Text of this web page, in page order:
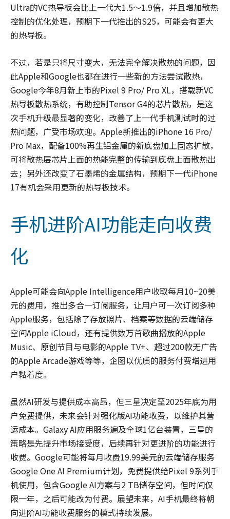
Ultra的VC热导板会比上一代大1.5～1.9倍，并且增加散热
控制的优化处理，预期下一代推出的S25，可能会有更大
的热导板。
不过，若是只将尺寸变大，无法完全解决散热的问题，因
此Apple和Google也都在进行一些新的方法尝试散热，
Google今年8月新上市的Pixel 9 Pro/ Pro XL，搭载新VC
热导板散热系统，有助控制Tensor G4的芯片散热，是这
次手机升级最显著的变化，改善了上一代手机测试时的过
热问题，广受市场欢迎。Apple新推出的iPhone 16 Pro/
Pro Max，配备100%再生铝金属的新底盘加上固态扩散，
可将散热层芯片上面的热能完整的传输到底盘上面散热出
去；另外还改变了石墨烯的金属结构，预期下一代iPhone
17有机会采用更新的热导板技术。
手机进阶AI功能走向收费
化
Apple可能会向Apple Intelligence用户收取每月10~20美
元的费用，推出多合一订阅服务，让用户可一次订阅多种
Apple服务，包括除了存放照片、档案等数据的云端储存
空间Apple iCloud，还有提供数万首歌曲播放的Apple
Music、原创节目与电影的Apple TV+、超过200款无广告
的Apple Arcade游戏等等，企图以优质的服务付费增进用
户黏着度。
虽然AI研发与提供成本高昂，但三星决定至2025年底为用
户免费提供，未来会针对强化版AI功能收费，以维护其营
运成本。Galaxy AI应用服务遍及全球1亿台装置，三星的
策略是先提升市场接受度，后续再针对更进阶的功能进行
收费。Google可能将每月收费19.99美元的云端储存服务
Google One AI Premium计划，免费提供给Pixel 9系列手
机使用，包含Google AI方案与2 TB储存空间，但时间仅
限一年，之后可能改为付费。展望未来，AI手机最终将朝
向进阶AI功能收费服务的模式持续发展。